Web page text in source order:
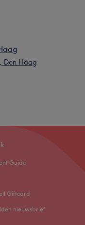
Den Haag
Guide
Giftcard
nieuwsbrief